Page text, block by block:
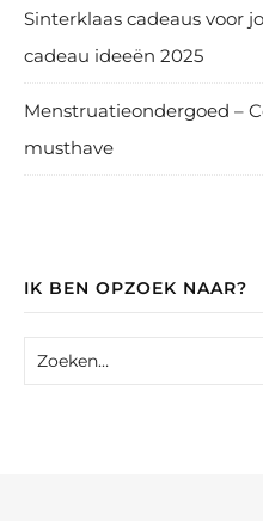
Sinterklaas cadeaus voor
cadeau ideeën 2025
Menstruatieondergoed –
musthave
IK BEN OPZOEK NAAR?